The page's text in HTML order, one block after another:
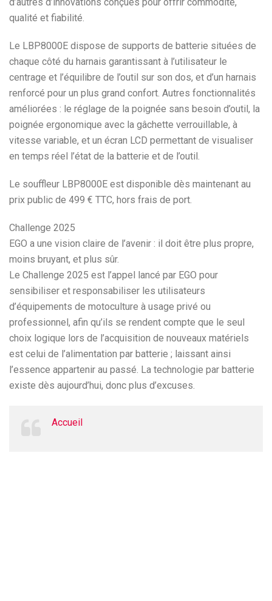
qualité et fiabilité.
Le LBP8000E dispose de supports de batterie situées de
chaque côté du harnais garantissant à l’utilisateur le
centrage et l’équilibre de l’outil sur son dos, et d’un harnais
renforcé pour un plus grand confort. Autres fonctionnalités
améliorées : le réglage de la poignée sans besoin d’outil, la
poignée ergonomique avec la gâchette verrouillable, à
vitesse variable, et un écran LCD permettant de visualiser
en temps réel l’état de la batterie et de l’outil.
Le souffleur LBP8000E est disponible dès maintenant au
prix public de 499 € TTC, hors frais de port.
Challenge 2025
EGO a une vision claire de l’avenir : il doit être plus propre,
moins bruyant, et plus sûr.
Le Challenge 2025 est l’appel lancé par EGO pour
sensibiliser et responsabiliser les utilisateurs
d’équipements de motoculture à usage privé ou
professionnel, afin qu’ils se rendent compte que le seul
choix logique lors de l’acquisition de nouveaux matériels
est celui de l’alimentation par batterie ; laissant ainsi
l’essence appartenir au passé. La technologie par batterie
existe dès aujourd’hui, donc plus d’excuses.
Accueil